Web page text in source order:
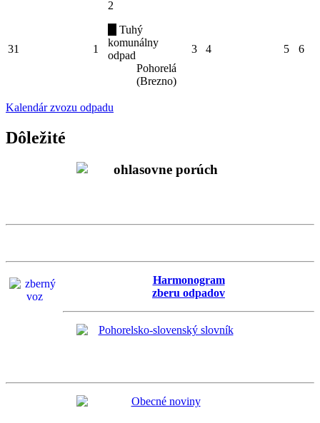
31 1
2
Tuhý
komunálny
odpad
Pohorelá
(Brezno)
3 4 5 6
Kalendár zvozu odpadu
Dôležité
Harmonogram
zberu odpadov